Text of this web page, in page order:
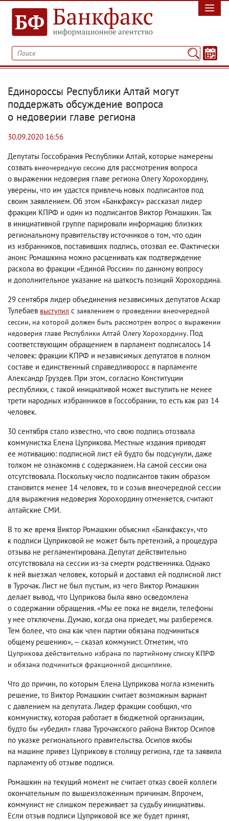
Единороссы Республики Алтай могут
поддержать обсуждение вопроса
о недоверии главе региона
30.09.2020 16:56
Депутаты Госсобрания Республики Алтай, которые намерены
созвать внеочередную сессию для рассмотрения вопроса
о выражении недоверия главе региона Олегу Хорохордину,
уверены, что им удастся привлечь новых подписантов под
своим заявлением. Об этом «Банкфаксу» рассказал лидер
фракции КПРФ и один из подписантов Виктор Ромашкин. Так
в инициативной группе парировали информацию близких
региональному правительству источников о том, что один
из избранников, поставивших подпись, отозвал ее. Фактически
анонс Ромашкина можно расценивать как подтверждение
раскола во фракции «Единой России» по данному вопросу
и дополнительное указание на шаткость позиций Хорохордина.
29 сентября лидер объединения независимых депутатов Аскар
Тулебаев выступил с заявлением о проведении внеочередной
сессии, на которой должен быть рассмотрен вопрос о выражении
недоверия главе Республики Алтай Олегу Хорохордину. Под
соответствующим обращением в парламент подписалось 14
человек: фракции КПРФ и независимых депутатов в полном
составе и единственный справедливоросс в парламенте
Александр Груздев. При этом, согласно Конституции
республики, с такой инициативой может выступить не менее
трети народных избранников в Госсобрании, то есть как раз 14
человек.
30 сентября стало известно, что свою подпись отозвала
коммунистка Елена Цуприкова. Местные издания приводят
ее мотивацию: подписной лист ей будто бы подсунули, даже
толком не ознакомив с содержанием. На самой сессии она
отсутствовала. Поскольку число подписантов таким образом
становится менее 14 человек, то и созыв внеочередной сессии
для выражения недоверия Хорохордину отменяется, считают
алтайские СМИ.
В то же время Виктор Ромашкин объяснил «Банкфаксу», что
к подписи Цуприковой не может быть претензий, а процедура
отзыва не регламентирована. Депутат действительно
отсутствовала на сессии из-за смерти родственника. Однако
к ней выезжал человек, который и доставил ей подписной лист
в Турочак. Лист не был пустым, из чего Виктор Ромашкин
делает вывод, что Цуприкова была явно осведомлена
о содержании обращения. «Мы ее пока не видели, телефоны
у нее отключены. Думаю, когда она приедет, мы разберемся.
Тем более, что она как член партии обязана подчиниться
общему решению», — сказал коммунист. Отметим, что
Цуприкова действительно избрана по партийному списку КПРФ
и обязана подчиниться фракционной дисциплине.
Что до причин, по которым Елена Цуприкова могла изменить
решение, то Виктор Ромашкин считает возможным вариант
с давлением на депутата. Лидер фракции сообщил, что
коммунистку, которая работает в бюджетной организации,
будто бы «убедил» глава Турочакского района Виктор Осипов
по указке регионального правительства. Осипов якобы
на машине привез Цуприкову в столицу региона, где та заявила
парламенту об отзыве подписи.
Ромашкин на текущий момент не считает отказ своей коллеги
окончательным по вышеизложенным причинам. Впрочем,
коммунист не слишком переживает за судьбу инициативы.
Если отзыв подписи Цуприковой все же будет принят,